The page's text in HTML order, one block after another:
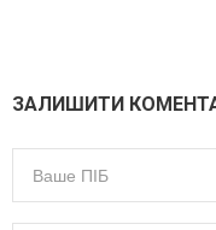
ЗАЛИШИТИ